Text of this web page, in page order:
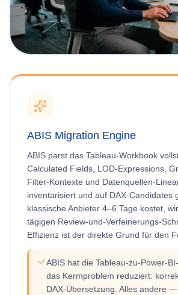
ABIS Migration Engine
ABIS parst das Tableau-Workbook
Calculated Fields, LOD-Expressions,
Filter-Kontexte und Datenquellen-
inventarisiert und auf DAX-Candidates
klassische Anbieter 4–6 Tage kostet,
tägigen Review-und-Verfeinerungs-
Effizienz ist der direkte Grund für den
ABIS hat die Tableau-zu-Power-
das Kermproblem reduziert:
DAX-Übersetzung. Alles andere —